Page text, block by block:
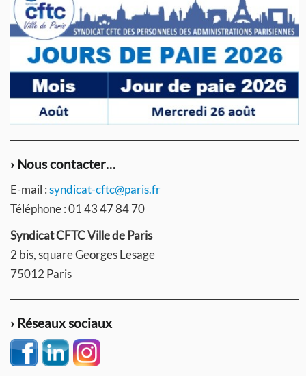
› Nous contacter…
E-mail :syndicat-cftc@paris.fr
Téléphone : 01 43 47 84 70
Syndicat CFTC Ville de Paris
2 bis, square Georges Lesage
75012 Paris
› Réseaux sociaux